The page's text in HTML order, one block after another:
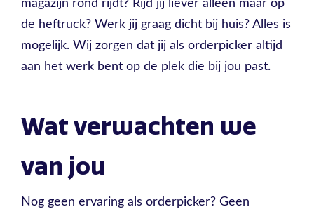
magazijn rond rijdt? Rijd jij liever alleen maar op
de heftruck? Werk jij graag dicht bij huis? Alles is
mogelijk. Wij zorgen dat jij als orderpicker altijd
aan het werk bent op de plek die bij jou past.
Wat verwachten we
van jou
Nog geen ervaring als orderpicker? Geen